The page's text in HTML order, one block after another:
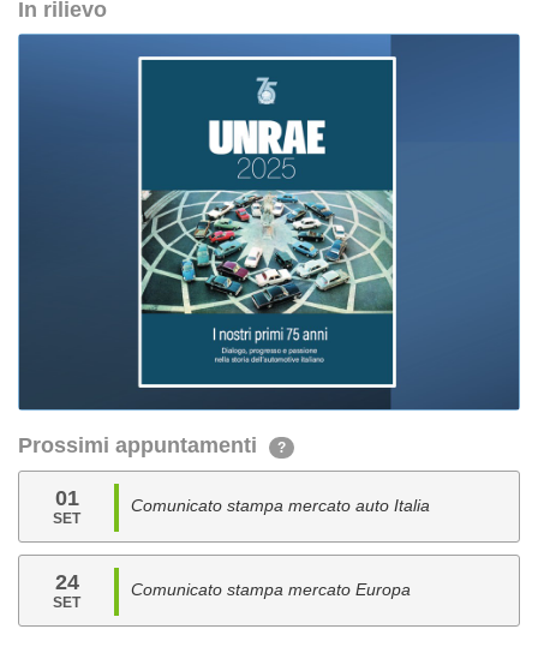
In rilievo
Prossimi appuntamenti ?
01
SET
Comunicato stampa mercato auto Italia
24
SET
Comunicato stampa mercato Europa